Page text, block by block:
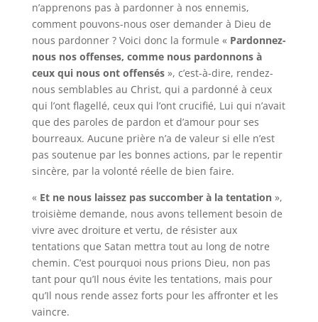
n’apprenons pas à pardonner à nos ennemis,
comment pouvons-nous oser demander à Dieu de
nous pardonner ? Voici donc la formule « Pardonnez-
nous nos offenses, comme nous pardonnons à
ceux qui nous ont offensés», c’est-à-dire, rendez-
nous semblables au Christ, qui a pardonné à ceux
qui l’ont flagellé, ceux qui l’ont crucifié, Lui qui n’avait
que des paroles de pardon et d’amour pour ses
bourreaux. Aucune prière n’a de valeur si elle n’est
pas soutenue par les bonnes actions, par le repentir
sincère, par la volonté réelle de bien faire.
« Et ne nous laissez pas succomber à la tentation»,
troisième demande, nous avons tellement besoin de
vivre avec droiture et vertu, de résister aux
tentations que Satan mettra tout au long de notre
chemin. C’est pourquoi nous prions Dieu, non pas
tant pour qu’Il nous évite les tentations, mais pour
qu’Il nous rende assez forts pour les affronter et les
vaincre.